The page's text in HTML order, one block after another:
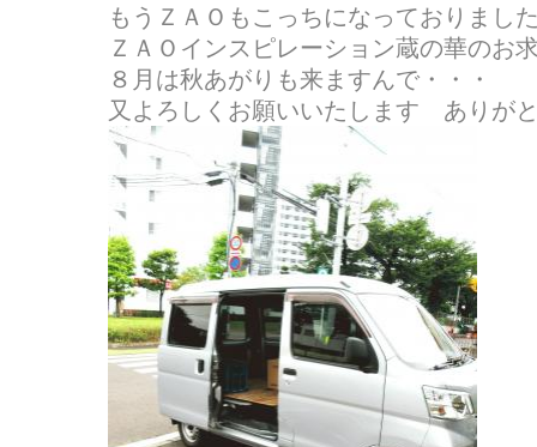
もうＺＡＯもこっちになっておりまし
ＺＡＯインスピレーション蔵の華のお
８月は秋あがりも来ますんで・・・
又よろしくお願いいたします ありが